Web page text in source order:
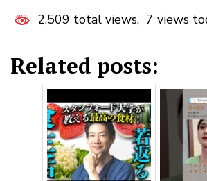
2,509 total views, 7 views
Related posts: